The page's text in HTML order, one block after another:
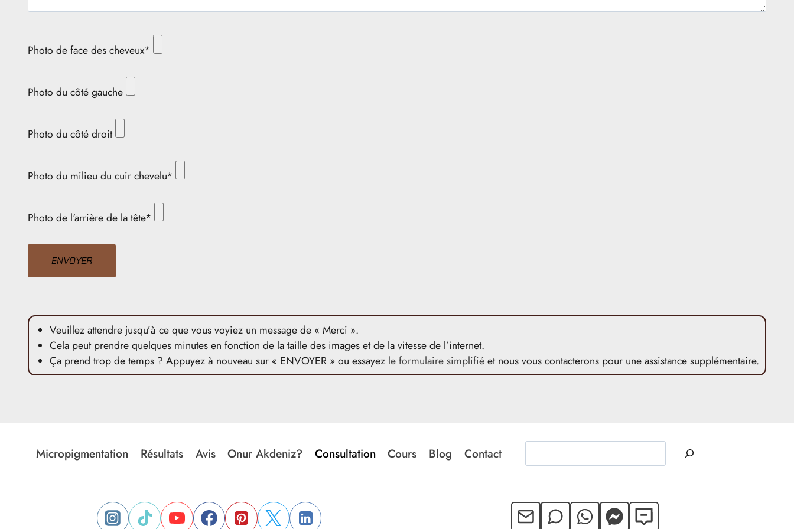
Photo de face des cheveux*
Photo du côté gauche
Photo du côté droit
Photo du milieu du cuir chevelu*
Photo de l'arrière de la tête*
Veuillez attendre jusqu’à ce que vous voyiez un message de « Merci ».
Cela peut prendre quelques minutes en fonction de la taille des images et de la vitesse de l’internet.
Ça prend trop de temps ? Appuyez à nouveau sur « ENVOYER » ou essayez le formulaire simplifiéet nous vous contacterons pour une assistance supplémentaire.
Micropigmentation Résultats Avis Onur Akdeniz? Consultation Cours Blog Contact Rechercher